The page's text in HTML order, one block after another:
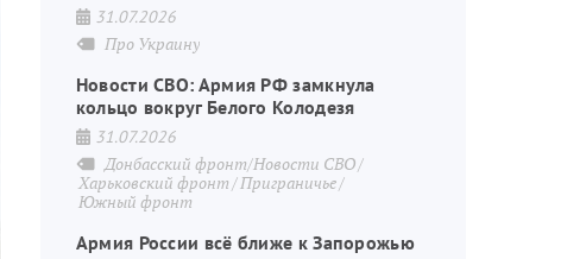
31.07.2026
Про Украину
Новости СВО: Армия РФ замкнула
кольцо вокруг Белого Колодезя
31.07.2026
Донбасский фронт/Новости СВО
Харьковский фронт Приграничье
Южный фронт
Армия России всё ближе к Запорожью